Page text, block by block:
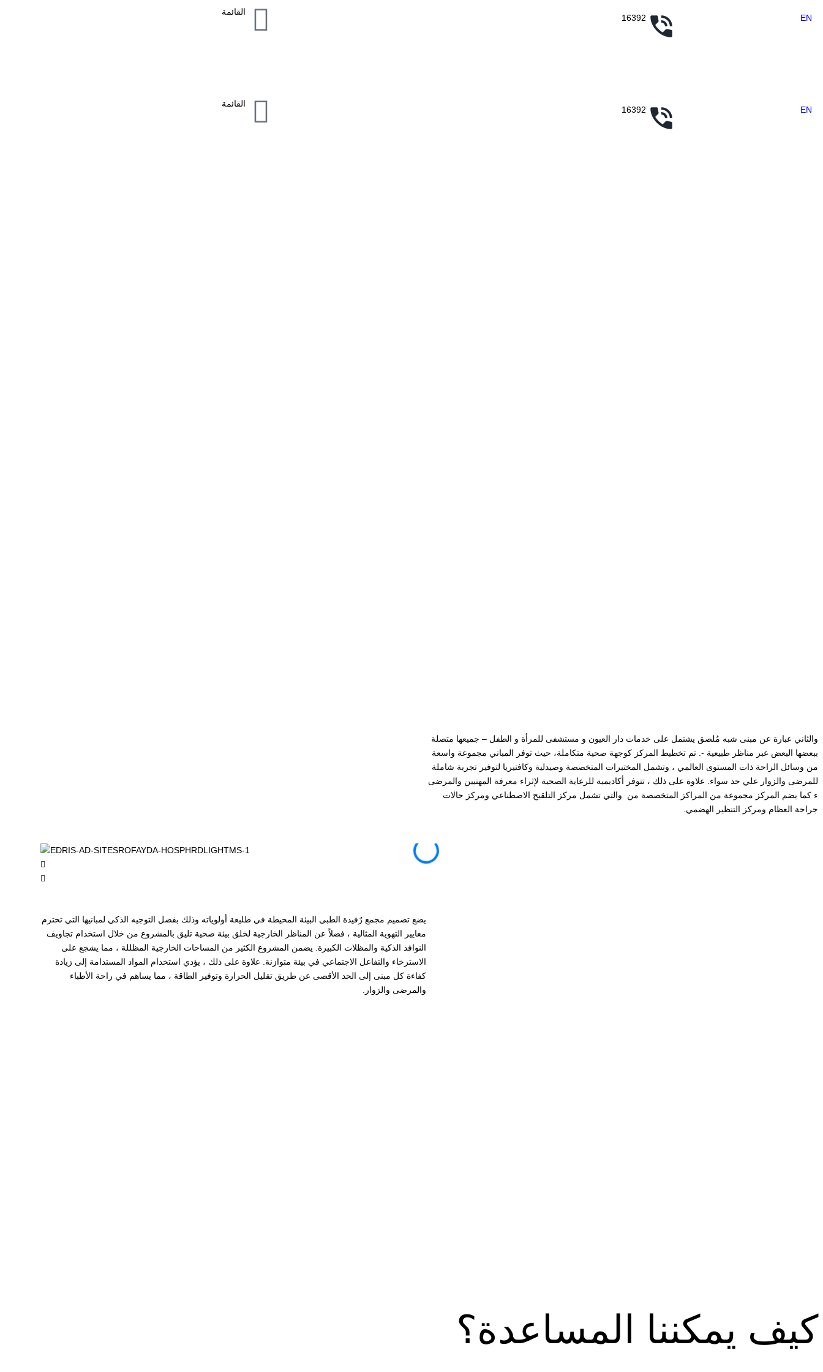
EN
16392
القائمة
EN
16392
القائمة
والثاني عبارة عن مبنى شبه مُلصق يشتمل على خدمات دار العيون و مستشفى للمرأة و الطفل – جميعها متصلة
ببعضها البعض عبر مناظر طبيعية -. تم تخطيط المركز كوجهة صحية متكاملة، حيث توفر المباني مجموعة واسعة
من وسائل الراحة ذات المستوى العالمي ، وتشمل المختبرات المتخصصة وصيدلية وكافتيريا لتوفير تجربة شاملة
للمرضى والزوار علي حد سواء. علاوة على ذلك ، تتوفر أكاديمية للرعاية الصحية لإثراء معرفة المهنيين والمرضى
ء كما يضم المركز مجموعة من المراكز المتخصصة من والتي تشمل مركز التلقيح الاصطناعي ومركز حالات
جراحة العظام ومركز التنظير الهضمي.
كيف يمكننا المساعدة؟
يضع تصميم مجمع رٌفيدة الطبى البيئة المحيطة في طليعة أولوياته وذلك بفضل التوجيه الذكي لمبانيها التي تحترم
معايير التهوية المثالية ، فضلاً عن المناظر الخارجية لخلق بيئة صحية تليق بالمشروع من خلال استخدام تجاويف
النوافذ الذكية والمظلات الكبيرة. يضمن المشروع الكثير من المساحات الخارجية المظللة ، مما يشجع على
الاسترخاء والتفاعل الاجتماعي في بيئة متوازنة. علاوة على ذلك ، يؤدي استخدام المواد المستدامة إلى زيادة
كفاءة كل مبنى إلى الحد الأقصى عن طريق تقليل الحرارة وتوفير الطاقة ، مما يساهم في راحة الأطباء
والمرضى والزوار.